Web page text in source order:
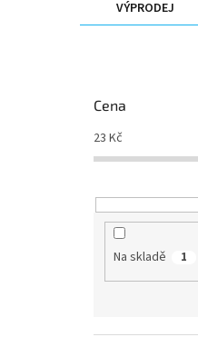
VÝPRODEJ
Cena
23 Kč
Na skladě 1